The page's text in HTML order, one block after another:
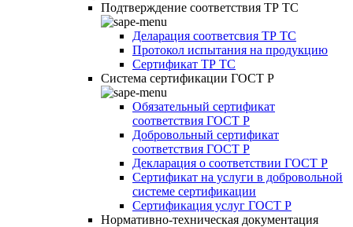
Подтверждение соответствия ТР ТС
Деларация соответсвия ТР ТС
Протокол испытания на продукцию
Сертификат ТР ТС
Система сертификации ГОСТ Р
Обязательный сертификат
соответствия ГОСТ Р
Добровольный сертификат
соответствия ГОСТ Р
Декларация о соответствии ГОСТ Р
Сертификат на услуги в добровольной
системе сертификации
Сертификация услуг ГОСТ Р
Нормативно-техническая документация